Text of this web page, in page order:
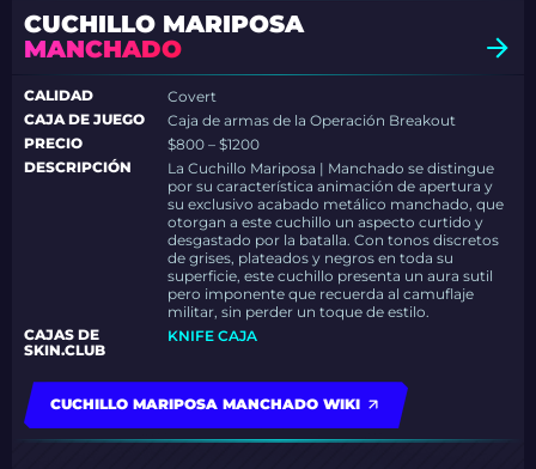
CUCHILLO MARIPOSA
MANCHADO
CALIDAD
Covert
CAJA DE JUEGO
Caja de armas de la Operación Breakout
PRECIO
$800 – $1200
DESCRIPCIÓN
La Cuchillo Mariposa | Manchado se distingue
por su característica animación de apertura y
su exclusivo acabado metálico manchado, que
otorgan a este cuchillo un aspecto curtido y
desgastado por la batalla. Con tonos discretos
de grises, plateados y negros en toda su
superficie, este cuchillo presenta un aura sutil
pero imponente que recuerda al camuflaje
militar, sin perder un toque de estilo.
CAJAS DE
SKIN.CLUB
KNIFE CAJA
CUCHILLO MARIPOSA MANCHADO WIKI